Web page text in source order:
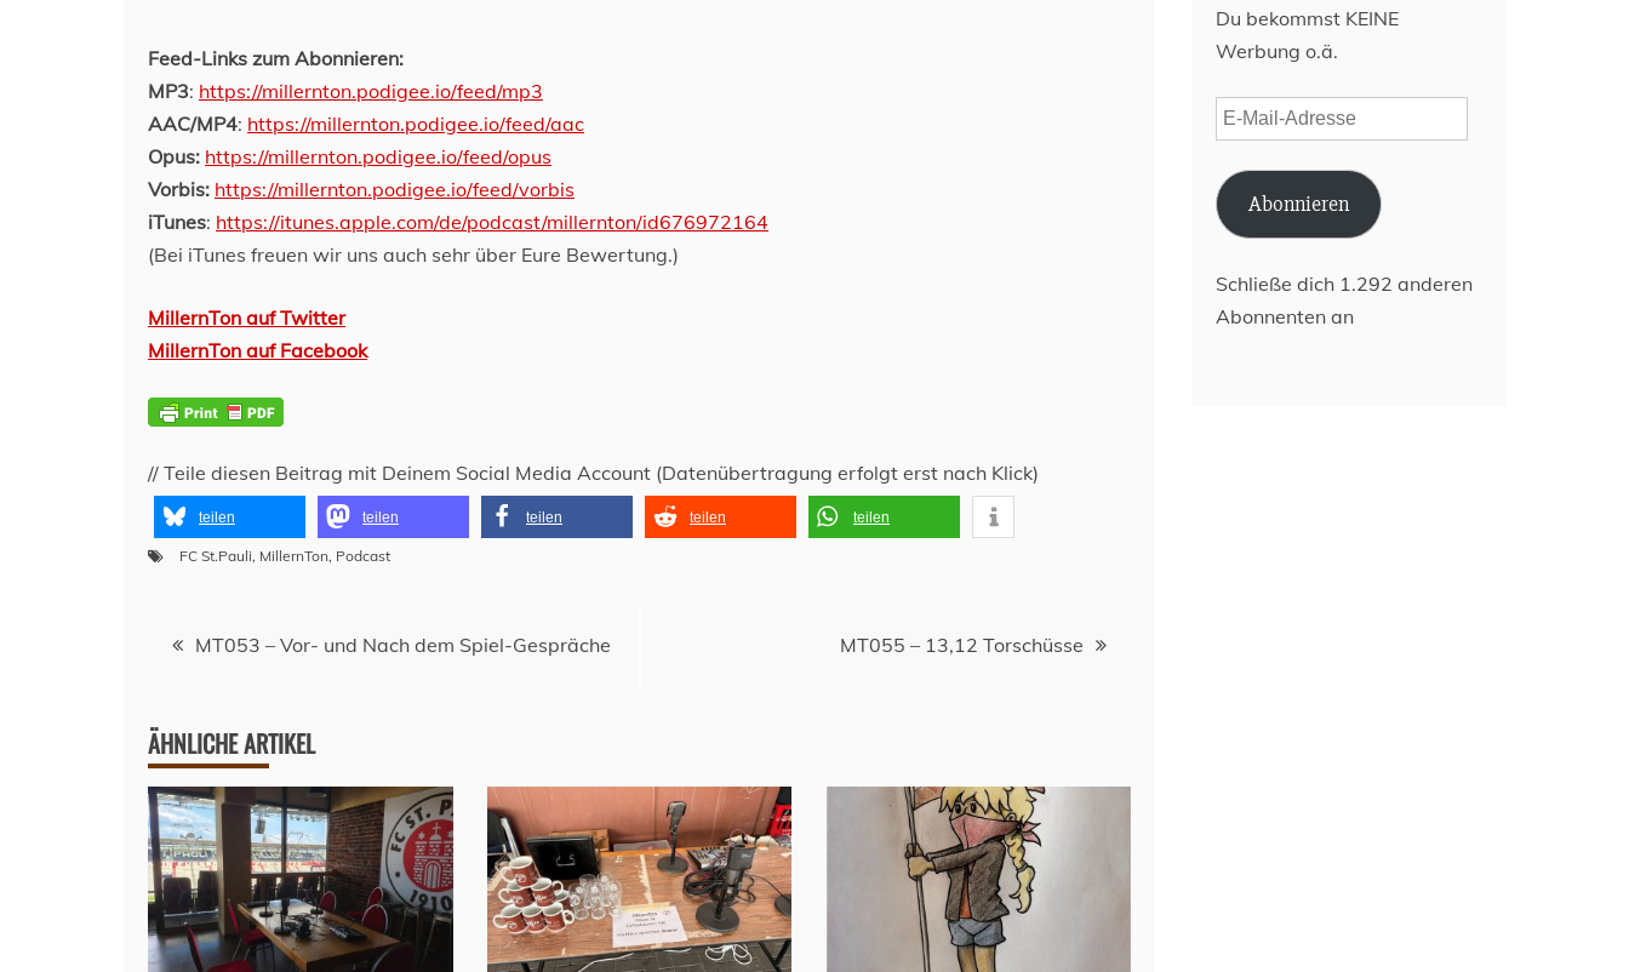
Feed-Links zum Abonnieren:
MP3: https://millernton.podigee.io/feed/mp3
AAC/MP4: https://millernton.podigee.io/feed/aac
Opus: https://millernton.podigee.io/feed/opus
Vorbis: https://millernton.podigee.io/feed/vorbis
iTunes: https://itunes.apple.com/de/podcast/millernton/id676972164
(Bei iTunes freuen wir uns auch sehr über Eure Bewertung.)
MillernTon auf Twitter
MillernTon auf Facebook
// Teile diesen Beitrag mit Deinem Social Media Account (Datenübertragung erfolgt erst nach Klick)
teilen teilen teilen teilen teilen
FC St.Pauli, MillernTon, Podcast
Beitragsnavigation
MT053 – Vor- und Nach dem Spiel-Gespräche MT055 – 13,12 Torschüsse
ÄHNLICHE ARTIKEL
Du bekommst KEINE
Werbung o.ä.
E-
Mail-
Adresse
Abonnieren
Schließe dich 1.292 anderen
Abonnenten an